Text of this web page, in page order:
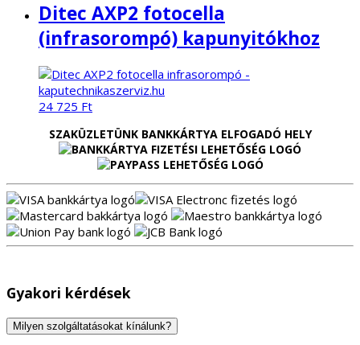
Ditec AXP2 fotocella
(infrasorompó) kapunyitókhoz
24 725 Ft
SZAKÜZLETÜNK BANKKÁRTYA ELFOGADÓ HELY
Gyakori kérdések
Milyen szolgáltatásokat kínálunk?